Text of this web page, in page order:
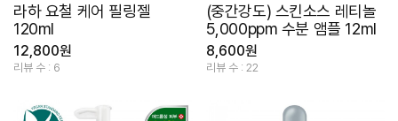
라하 요철 케어 필링젤
120ml
12,800원
리뷰 수 : 6
(중간강도) 스킨소스 레티놀
5,000ppm 수분 앰플 12ml
8,600원
리뷰 수 : 22